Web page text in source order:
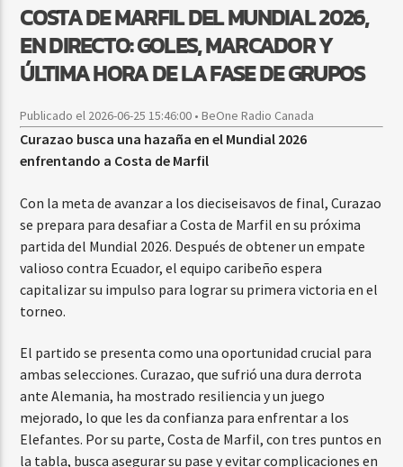
Beone Radio
COSTA DE MARFIL DEL MUNDIAL 2026,
EN DIRECTO: GOLES, MARCADOR Y
ÚLTIMA HORA DE LA FASE DE GRUPOS
Publicado el 2026-06-25 15:46:00 • BeOne Radio Canada
Curazao busca una hazaña en el Mundial 2026
enfrentando a Costa de Marfil
Con la meta de avanzar a los dieciseisavos de final, Curazao
se prepara para desafiar a Costa de Marfil en su próxima
partida del Mundial 2026. Después de obtener un empate
valioso contra Ecuador, el equipo caribeño espera
capitalizar su impulso para lograr su primera victoria en el
torneo.
El partido se presenta como una oportunidad crucial para
ambas selecciones. Curazao, que sufrió una dura derrota
ante Alemania, ha mostrado resiliencia y un juego
mejorado, lo que les da confianza para enfrentar a los
Elefantes. Por su parte, Costa de Marfil, con tres puntos en
la tabla, busca asegurar su pase y evitar complicaciones en